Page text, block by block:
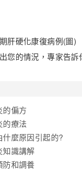
肝硬化康復病例(圖)
您的情況，專家告訴
的偏方
的療法
什麼原因引起的?
知識講解
防和調養